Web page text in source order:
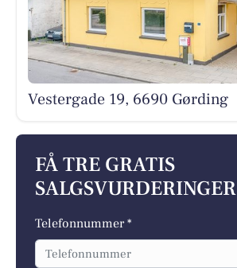
Vestergade 19, 6690 Gørding
FÅ TRE GRATIS
SALGSVURDERINGER
Telefonnummer *